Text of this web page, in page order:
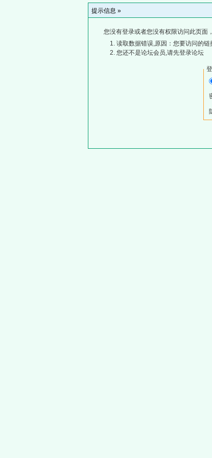
提示信息 »
您没有登录或者您没有权限访问此页面
读取数据错误,原因：您要访问的
您还不是论坛会员,请先登录论坛